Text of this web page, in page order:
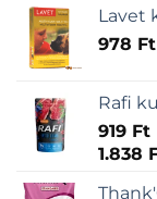
Lavet
978 Ft
Rafi
919 Ft
1.838